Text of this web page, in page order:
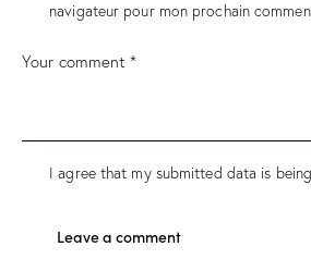
navigateur pour mon prochain
I agree that my submitted data is